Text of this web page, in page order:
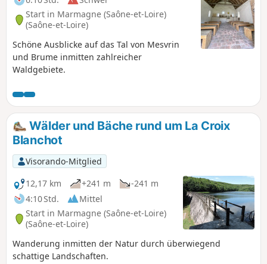
Start in Marmagne (Saône-et-Loire)
(Saône-et-Loire)
Schöne Ausblicke auf das Tal von Mesvrin
und Brume inmitten zahlreicher
Waldgebiete.
Wälder und Bäche rund um La Croix
Blanchot
Visorando-Mitglied
12,17 km
+241 m
-241 m
4:10 Std.
Mittel
Start in Marmagne (Saône-et-Loire)
(Saône-et-Loire)
Wanderung inmitten der Natur durch überwiegend
schattige Landschaften.